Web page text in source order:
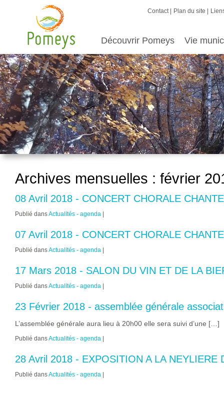
Contact Plan du site
Découvrir Pomeys Vie
Archives mensuelles : février
08 Avril 2018 - CONCERT CHORALE
Publié dansActualités - agenda
07 Avril 2018 - CONCERT CHORALE
Publié dansActualités - agenda
17 Mars 2018 - SALON DU VIN ET DE LA
Publié dansActualités - agenda
23 Février 2018 - assemblée générale
L’assemblée générale aura lieu à 20h00 elle sera suivi d’une […]
Publié dansActualités - agenda
28 Avril 2018 - EXPOSITION A LA NEYLIERE
Publié dansActualités - agenda